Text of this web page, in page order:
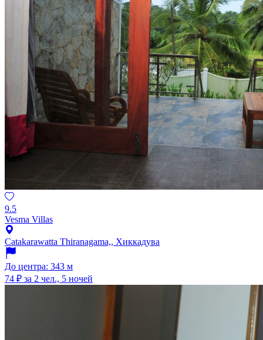
9.5
Vesma Villas
Catakarawatta Thiranagama,, Хиккадува
До центра: 343 м
74 ₽ за 2 чел., 5 ночей